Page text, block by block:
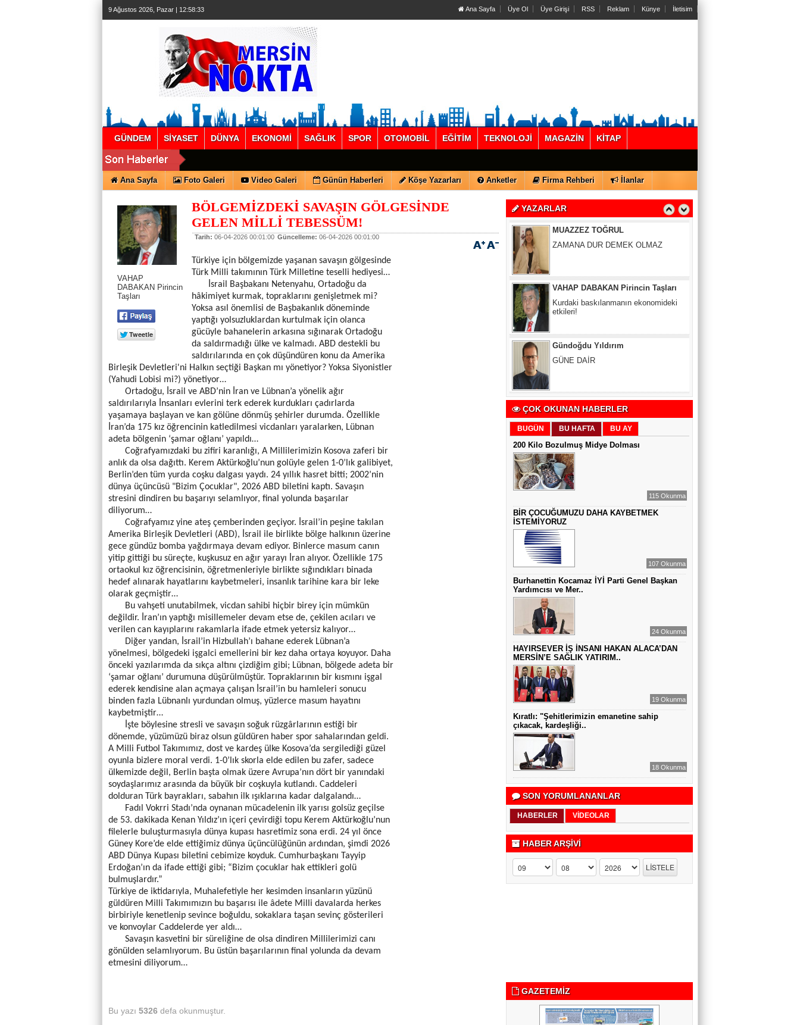
9 Ağustos 2026, Pazar | 12:58:33 Ana Sayfa Üye Ol Üye Girişi RSS Reklam Künye İletisim
GÜNDEM SİYASET DÜNYA EKONOMİ SAĞLIK SPOR OTOMOBİL EĞİTİM TEKNOLOJİ MAGAZİN KİTAP
Ana Sayfa Foto Galeri Video Galeri Günün Haberleri Köşe Yazarları Anketler Firma Rehberi İlanlar
VAHAP
DABAKAN Pirincin
Taşları
BÖLGEMİZDEKİ SAVAŞIN GÖLGESİNDE
GELEN MİLLİ TEBESSÜM!
Tarih: 06-04-2026 00:01:00 Güncelleme: 06-04-2026 00:01:00
Türkiye için bölgemizde yaşanan savaşın gölgesinde
Türk Milli takımının Türk Milletine teselli hediyesi…
İsrail Başbakanı Netenyahu, Ortadoğu da
hâkimiyet kurmak, topraklarını genişletmek mi?
Yoksa asıl önemlisi de Başbakanlık döneminde
yaptığı yolsuzluklardan kurtulmak için olanca
gücüyle bahanelerin arkasına sığınarak Ortadoğu
da saldırmadığı ülke ve kalmadı. ABD destekli bu
saldırılarında en çok düşündüren konu da Amerika
Birleşik Devletleri'ni Halkın seçtiği Başkan mı yönetiyor? Yoksa Siyonistler
(Yahudi Lobisi mi?) yönetiyor…
Ortadoğu, İsrail ve ABD’nin İran ve Lübnan’a yönelik ağır
saldırılarıyla İnsanları evlerini terk ederek kurdukları çadırlarda
yaşamaya başlayan ve kan gölüne dönmüş şehirler durumda. Özellikle
İran’da 175 kız öğrencinin katledilmesi vicdanları yaralarken, Lübnan
adeta bölgenin ‘şamar oğlanı’ yapıldı…
Coğrafyamızdaki bu zifiri karanlığı, A Millilerimizin Kosova zaferi bir
anlık da olsa dağıttı. Kerem Aktürkoğlu’nun golüyle gelen 1-0’lık galibiyet,
Berlin’den tüm yurda coşku dalgası yaydı. 24 yıllık hasret bitti; 2002’nin
dünya üçüncüsü "Bizim Çocuklar", 2026 ABD biletini kaptı. Savaşın
stresini dindiren bu başarıyı selamlıyor, final yolunda başarılar
diliyorum…
Coğrafyamız yine ateş çemberinden geçiyor. İsrail’in peşine takılan
Amerika Birleşik Devletleri (ABD), İsrail ile birlikte bölge halkının üzerine
gece gündüz bomba yağdırmaya devam ediyor. Binlerce masum canın
yitip gittiği bu süreçte, kuşkusuz en ağır yarayı İran alıyor. Özellikle 175
ortaokul kız öğrencisinin, öğretmenleriyle birlikte sığındıkları binada
hedef alınarak hayatlarını kaybetmeleri, insanlık tarihine kara bir leke
olarak geçmiştir…
Bu vahşeti unutabilmek, vicdan sahibi hiçbir birey için mümkün
değildir. İran’ın yaptığı misillemeler devam etse de, çekilen acıları ve
verilen can kayıplarını rakamlarla ifade etmek yetersiz kalıyor…
Diğer yandan, İsrail’in Hizbullah’ı bahane ederek Lübnan’a
yönelmesi, bölgedeki işgalci emellerini bir kez daha ortaya koyuyor. Daha
önceki yazılarımda da sıkça altını çizdiğim gibi; Lübnan, bölgede adeta bir
‘şamar oğlanı’ durumuna düşürülmüştür. Topraklarının bir kısmını işgal
ederek kendisine alan açmaya çalışan İsrail’in bu hamleleri sonucu
binden fazla Lübnanlı yurdundan olmuş, yüzlerce masum hayatını
kaybetmiştir…
İşte böylesine stresli ve savaşın soğuk rüzgârlarının estiği bir
dönemde, yüzümüzü biraz olsun güldüren haber spor sahalarından geldi.
A Milli Futbol Takımımız, dost ve kardeş ülke Kosova’da sergilediği güzel
oyunla bizlere moral verdi. 1-0’lık skorla elde edilen bu zafer, sadece
ülkemizde değil, Berlin başta olmak üzere Avrupa’nın dört bir yanındaki
soydaşlarımız arasında da büyük bir coşkuyla kutlandı. Caddeleri
dolduran Türk bayrakları, sabahın ilk ışıklarına kadar dalgalandı…
Fadıl Vokrri Stadı’nda oynanan mücadelenin ilk yarısı golsüz geçilse
de 53. dakikada Kenan Yıldız’ın içeri çevirdiği topu Kerem Aktürkoğlu’nun
filelerle buluşturmasıyla dünya kupası hasretimiz sona erdi. 24 yıl önce
Güney Kore’de elde ettiğimiz dünya üçüncülüğünün ardından, şimdi 2026
ABD Dünya Kupası biletini cebimize koyduk. Cumhurbaşkanı Tayyip
Erdoğan’ın da ifade ettiği gibi; “Bizim çocuklar hak ettikleri golü
bulmuşlardır.”
Türkiye de iktidarıyla, Muhalefetiyle her kesimden insanların yüzünü
güldüren Milli Takımımızın bu başarısı ile âdete Milli davalarda herkes
birbiriyle kenetlenip sevince boğuldu, sokaklara taşan sevinç gösterileri
ve konvoylar Caddelerde yer aldı…
Savaşın kasvetini bir süreliğine de olsa dindiren Millilerimizi canı
gönülden selamlıyorum. Bu üstün başarılarının final yolunda da devam
etmesini diliyorum…
Bu yazı 5326 defa okunmuştur.
YAZARLAR
Gül Saydam
SEN BENİ UNUTSAN DA
MUAZZEZ TOĞRUL
ZAMANA DUR DEMEK OLMAZ
VAHAP DABAKAN Pirincin Taşları
Gündoğdu Yıldırım
Zeynel Aslan
Sıddıka BALAKAN
DİJİTAL VİCDAN
Gül Saydam
SEN BENİ UNUTSAN DA
MUAZZEZ TOĞRUL
ZAMANA DUR DEMEK OLMAZ
VAHAP DABAKAN Pirincin Taşları
etkileri!
ÇOK OKUNAN HABERLER
BUGÜN BU HAFTA BU AY
200 Kilo Bozulmuş Midye Dolması
115 Okunma
BİR ÇOCUĞUMUZU DAHA KAYBETMEK
İSTEMİYORUZ
107 Okunma
Burhanettin Kocamaz İYİ Parti Genel Başkan
Yardımcısı ve Mer..
24 Okunma
HAYIRSEVER İŞ İNSANI HAKAN ALACA’DAN
MERSİN’E SAĞLIK YATIRIM..
19 Okunma
Kıratlı: "Şehitlerimizin emanetine sahip
çıkacak, kardeşliği..
18 Okunma
SON YORUMLANANLAR
HABERLER VİDEOLAR
HABER ARŞİVİ
GAZETEMİZ